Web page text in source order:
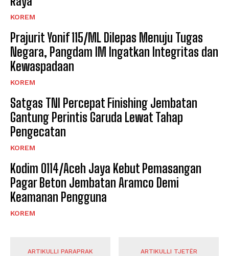
KOREM
Prajurit Yonif 115/ML Dilepas Menuju Tugas
Negara, Pangdam IM Ingatkan Integritas dan
Kewaspadaan
KOREM
Satgas TNI Percepat Finishing Jembatan
Gantung Perintis Garuda Lewat Tahap
Pengecatan
KOREM
Kodim 0114/Aceh Jaya Kebut Pemasangan
Pagar Beton Jembatan Aramco Demi
Keamanan Pengguna
KOREM
ARTIKULLI PARAPRAK ARTIKULLI TJETËR